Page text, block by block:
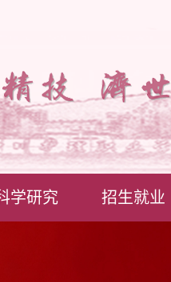
学研究 招生就业